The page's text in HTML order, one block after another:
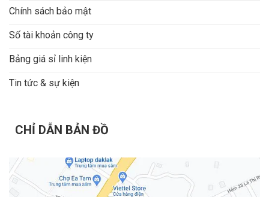
Chính sách bảo mật
Số tài khoản công ty
Bảng giá sỉ linh kiện
Tin tức & sự kiện
CHỈ DẪN BẢN ĐỒ